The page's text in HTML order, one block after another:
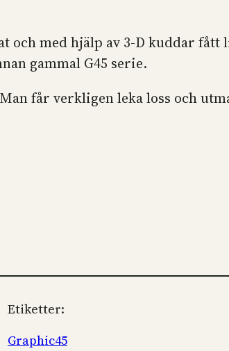
och med hjälp av 3-D kuddar
gammal G45 serie.
får verkligen leka loss och
Etiketter:
Graphic45